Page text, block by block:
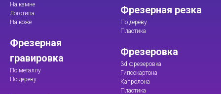
На камне
Логотипа
На коже
Фрезерная
гравировка
По металлу
По дереву
Фрезерная резка
По дереву
Пластика
Фрезеровка
3d фрезеровка
Гипсокартона
Капролона
Пластика